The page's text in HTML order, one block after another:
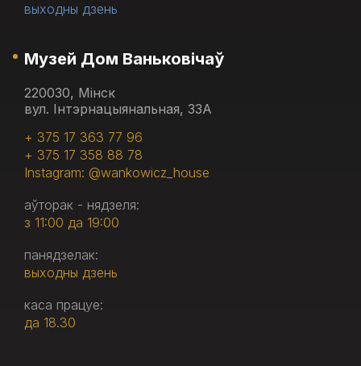
выходны дзень
Музей Дом Ваньковічаў
220030, Мінск
вул. Інтэрнацыянальная, 33А
+ 375 17 363 77 96
+ 375 17 358 88 78
Instagram: @wankowicz_house
аўторак - нядзеля:
з 11:00 да 19:00
панядзелак:
выходны дзень
каса працуе:
да 18.30